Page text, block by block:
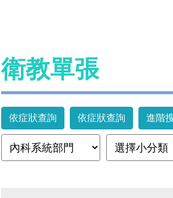
衛教單張
依症狀查詢 依症狀查詢 進階